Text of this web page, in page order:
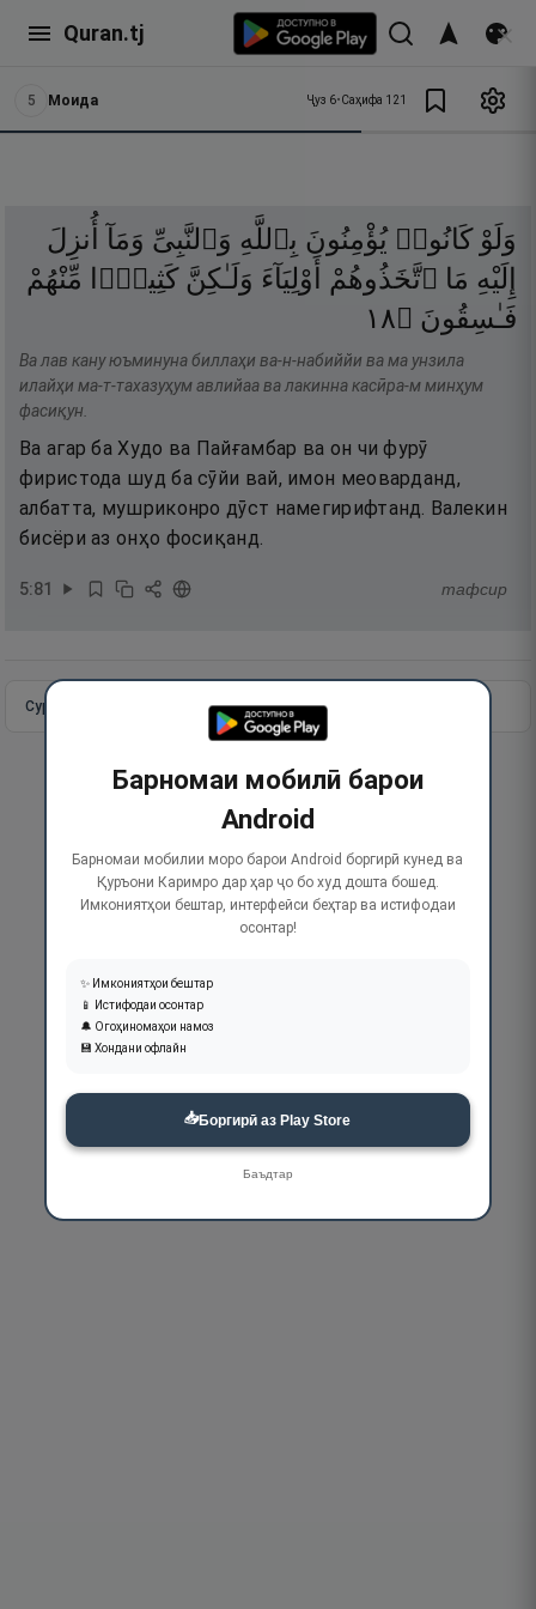
Quran.tj
5 Моида Ҷуз 6•Саҳифа 121
وَلَوْ كَانُوا۟ يُؤْمِنُونَ بِٱللَّهِ وَٱلنَّبِىِّ وَمَآ
أُنزِلَ
إِلَيْهِ مَا ٱتَّخَذُوهُمْ أَوْلِيَآءَ وَلَـٰكِنَّ كَثِيرًۭا
مِّنْهُمْ
فَـٰسِقُونَ ۝٨١
Ва лав кану юъминуна биллаҳи ва-н-набиййи ва ма унзила
илайҳи ма-т-тахазуҳум авлийаа ва лакинна касӣра-м минҳум
фасиқун.
Ва агар ба Худо ва Пайғамбар ва он чи фурӯ
фиристода шуд ба сӯйи вай, имон меоварданд,
албатта, мушриконро дӯст намегирифтанд. Валекин
бисёри аз онҳо фосиқанд.
5:81 тафсир
Сураи пурра Идома додан
Барномаи мобилӣ барои
Android
Барномаи мобилии моро барои Android боргирӣ кунед ва
Қуръони Каримро дар ҳар ҷо бо худ дошта бошед.
Имкониятҳои бештар, интерфейси беҳтар ва истифодаи
осонтар!
✨ Имкониятҳои бештар
📱 Истифодаи осонтар
🔔 Огоҳиномаҳои намоз
💾 Хондани офлайн
📥Боргирӣ аз Play Store
Баъдтар